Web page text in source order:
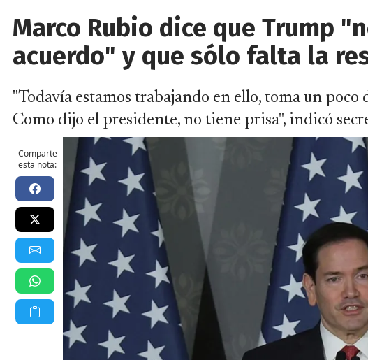
Marco Rubio dice que Trump
acuerdo" y que sólo falta la
"Todavía estamos trabajando en ello, toma un poco
Como dijo el presidente, no tiene prisa", indicó
Comparte
esta nota: